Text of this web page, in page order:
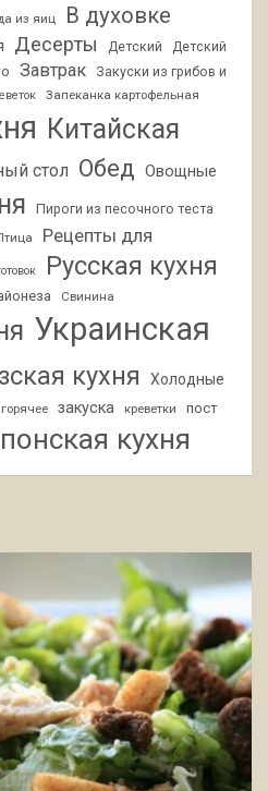
из яиц В духовке
Десерты Детский
Детский
Завтрак
Закуски из грибов и
Запеканка картофельная
Китайская
стол Обед Овощные
Пироги из песочного теста
Рецепты для
Русская кухня
Свинина
Украинская
кухня
Холодные
горячее закуска креветки пост
кухня